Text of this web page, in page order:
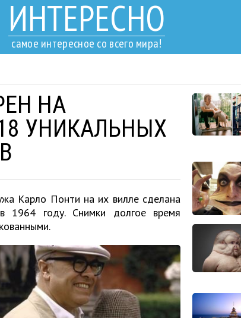
ИНТЕРЕСНО
самое интересное со всего мира!
НА
УНИКАЛЬНЫХ
Карло Понти на их вилле сделана
1964 году. Снимки долгое время